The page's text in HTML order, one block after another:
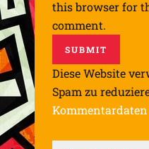
this browser for
comment.
Diese Website
Spam zu